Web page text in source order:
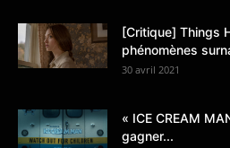
[Critique] Things
phénomènes
30 avril 2021
« ICE CREAM
gagner...